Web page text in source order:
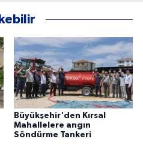
Büyükşehir'den Kırsal
Mahallelere angın
Söndürme Tankeri